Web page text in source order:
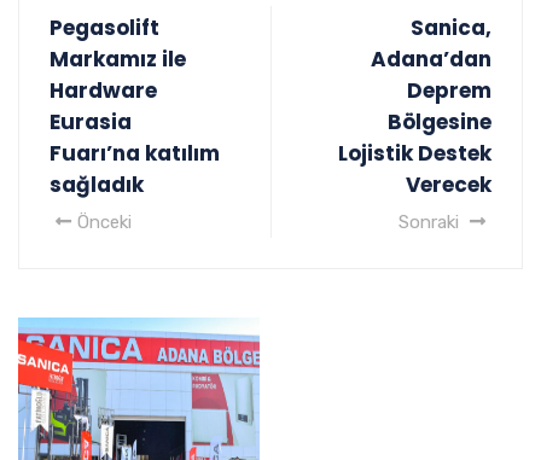
Pegasolift
Markamız ile
Hardware
Eurasia
Fuarı’na katılım
sağladık
Önceki
Sanica,
Adana’dan
Deprem
Bölgesine
Lojistik Destek
Verecek
Sonraki